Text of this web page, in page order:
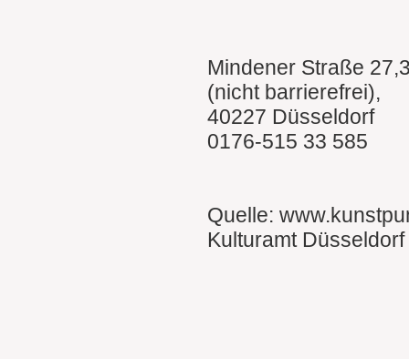
Mindener Straße
(nicht barrierefrei),
40227 Düsseldorf
0176-515 33 585
Quelle:
Kulturamt Düsseldorf